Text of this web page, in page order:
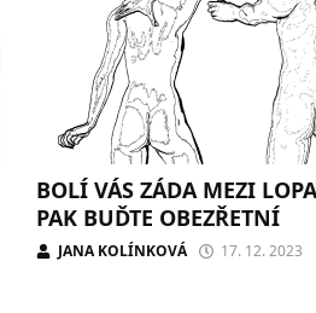
BOLÍ VÁS ZÁDA MEZI
PAK BUĎTE OBEZŘETNÍ
JANA KOLÍNKOVÁ 17. 12. 2023